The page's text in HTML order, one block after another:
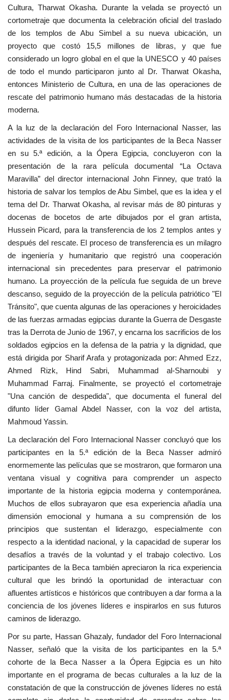
Cultura, Tharwat Okasha. Durante la velada se proyectó un
cortometraje que documenta la celebración oficial del traslado
de los templos de Abu Simbel a su nueva ubicación, un
proyecto que costó 15,5 millones de libras, y que fue
considerado un logro global en el que la UNESCO y 40 países
de todo el mundo participaron junto al Dr. Tharwat Okasha,
entonces Ministerio de Cultura, en una de las operaciones de
rescate del patrimonio humano más destacadas de la historia
moderna.
A la luz de la declaración del Foro Internacional Nasser, las
actividades de la visita de los participantes de la Beca Nasser
en su 5.ª edición, a la Ópera Egipcia, concluyeron con la
presentación de la rara película documental “La Octava
Maravilla” del director internacional John Finney, que trató la
historia de salvar los templos de Abu Simbel, que es la idea y el
tema del Dr. Tharwat Okasha, al revisar más de 80 pinturas y
docenas de bocetos de arte dibujados por el gran artista,
Hussein Picard, para la transferencia de los 2 templos antes y
después del rescate. El proceso de transferencia es un milagro
de ingeniería y humanitario que registró una cooperación
internacional sin precedentes para preservar el patrimonio
humano. La proyección de la película fue seguida de un breve
descanso, seguido de la proyección de la película patriótico "El
Tránsito", que cuenta algunas de las operaciones y heroicidades
de las fuerzas armadas egipcias durante la Guerra de Desgaste
tras la Derrota de Junio de 1967, y encarna los sacrificios de los
soldados egipcios en la defensa de la patria y la dignidad, que
está dirigida por Sharif Arafa y protagonizada por: Ahmed Ezz,
Ahmed Rizk, Hind Sabri, Muhammad al-Sharnoubi y
Muhammad Farraj. Finalmente, se proyectó el cortometraje
"Una canción de despedida", que documenta el funeral del
difunto líder Gamal Abdel Nasser, con la voz del artista,
Mahmoud Yassin.
La declaración del Foro Internacional Nasser concluyó que los
participantes en la 5.ª edición de la Beca Nasser admiró
enormemente las películas que se mostraron, que formaron una
ventana visual y cognitiva para comprender un aspecto
importante de la historia egipcia moderna y contemporánea.
Muchos de ellos subrayaron que esa experiencia añadía una
dimensión emocional y humana a su comprensión de los
principios que sustentan el liderazgo, especialmente con
respecto a la identidad nacional, y la capacidad de superar los
desafíos a través de la voluntad y el trabajo colectivo. Los
participantes de la Beca también apreciaron la rica experiencia
cultural que les brindó la oportunidad de interactuar con
afluentes artísticos e históricos que contribuyen a dar forma a la
conciencia de los jóvenes líderes e inspirarlos en sus futuros
caminos de liderazgo.
Por su parte, Hassan Ghazaly, fundador del Foro Internacional
Nasser, señaló que la visita de los participantes en la 5.ª
cohorte de la Beca Nasser a la Ópera Egipcia es un hito
importante en el programa de becas culturales a la luz de la
constatación de que la construcción de jóvenes líderes no está